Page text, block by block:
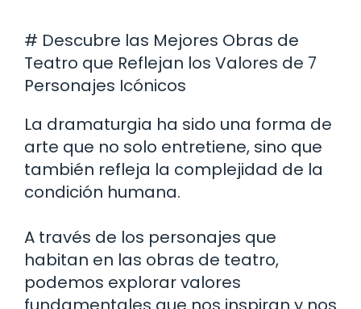
# Descubre las Mejores Obras de
Teatro que Reflejan los Valores de 7
Personajes Icónicos
La dramaturgia ha sido una forma de
arte que no solo entretiene, sino que
también refleja la complejidad de la
condición humana.
A través de los personajes que
habitan en las obras de teatro,
podemos explorar valores